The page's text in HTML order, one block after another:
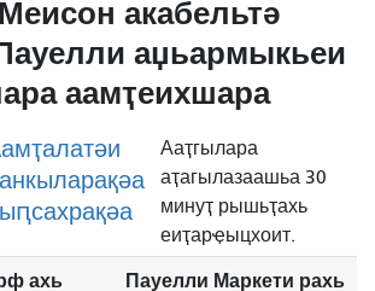
акабельтә
аџьармыкьеи
аамҭеихшара
Ааҭгылара
аҭагылазаашьа 30
минуҭ рышьҭахь
еиҭарҿыцхоит.
Пауелли Маркети рахь
ахь